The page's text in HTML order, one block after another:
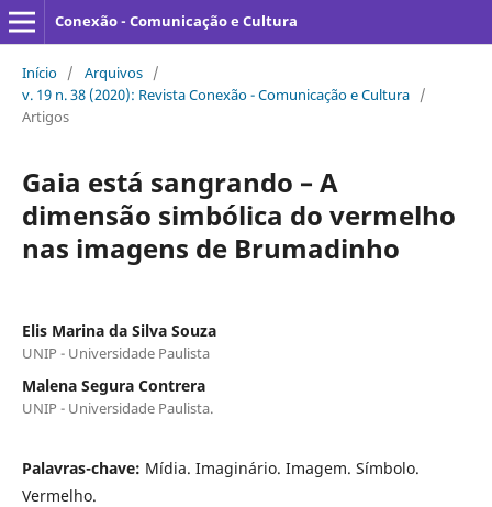
Conexão - Comunicação e Cultura
Início / Arquivos /
v. 19 n. 38 (2020): Revista Conexão - Comunicação e Cultura /
Artigos
Gaia está sangrando – A
dimensão simbólica do vermelho
nas imagens de Brumadinho
Elis Marina da Silva Souza
UNIP - Universidade Paulista
Malena Segura Contrera
UNIP - Universidade Paulista.
Palavras-chave: Mídia. Imaginário. Imagem. Símbolo.
Vermelho.